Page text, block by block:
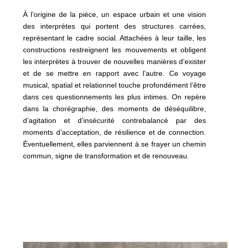
À l’origine de la pièce, un espace urbain et une vision
des interprètes qui portent des structures carrées,
représentant le cadre social. Attachées à leur taille, les
constructions restreignent les mouvements et obligent
les interprètes à trouver de nouvelles manières d’exister
et de se mettre en rapport avec l’autre. Ce voyage
musical, spatial et relationnel touche profondément l’être
dans ces questionnements les plus intimes. On repère
dans la chorégraphie, des moments de déséquilibre,
d’agitation et d’insécurité contrebalancé par des
moments d’acceptation, de résilience et de connection.
Éventuellement, elles parviennent à se frayer un chemin
commun, signe de transformation et de renouveau.